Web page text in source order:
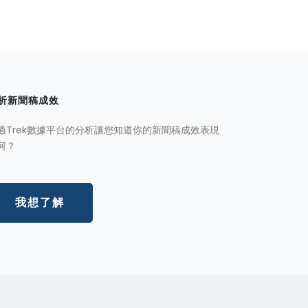
新聞稿成效
Trek數據平台的分析讓您知道你的新聞稿成效表現
？
我想了解